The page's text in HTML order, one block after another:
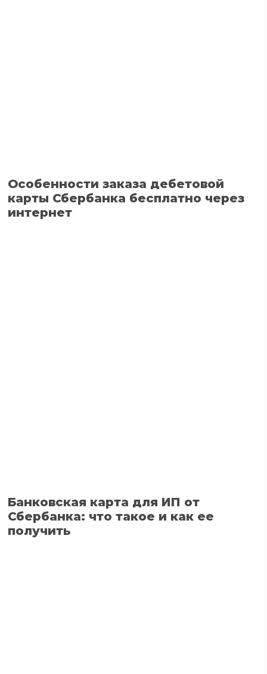
Особенности заказа дебетовой
карты Сбербанка бесплатно через
интернет
Банковская карта для ИП от
Сбербанка: что такое и как ее
получить